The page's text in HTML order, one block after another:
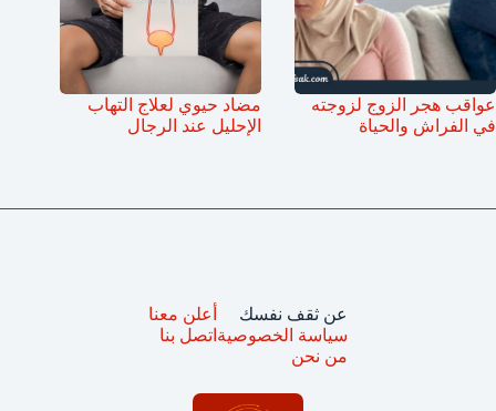
عواقب هجر الزوج لزوجته
في الفراش والحياة
مضاد حيوي لعلاج التهاب
الإحليل عند الرجال
عن ثقف نفسك
سياسة الخصوصية
من نحن
أعلن معنا
اتصل بنا